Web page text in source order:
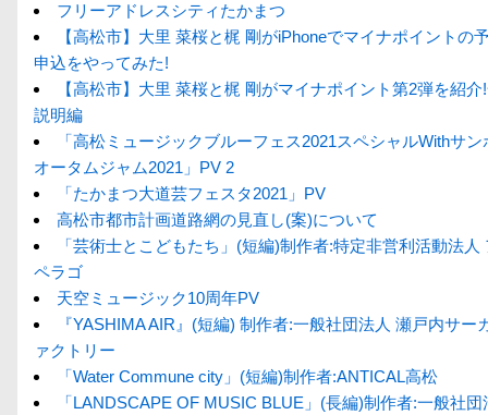
フリーアドレスシティたかまつ
【高松市】大里 菜桜と梶 剛がiPhoneでマイナポイントの
申込をやってみた!
【高松市】大里 菜桜と梶 剛がマイナポイント第2弾を紹介
説明編
「高松ミュージックブルーフェス2021スペシャルWithサン
オータムジャム2021」PV 2
「たかまつ大道芸フェスタ2021」PV
高松市都市計画道路網の見直し(案)について
「芸術士とこどもたち」(短編)制作者:特定非営利活動法人
ペラゴ
天空ミュージック10周年PV
『YASHIMA AIR』(短編) 制作者:一般社団法人 瀬戸内サー
ァクトリー
「Water Commune city」(短編)制作者:ANTICAL高松
「LANDSCAPE OF MUSIC BLUE」(長編)制作者:一般社団